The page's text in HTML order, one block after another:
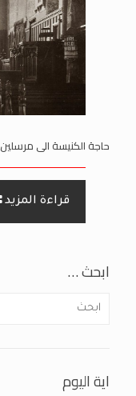
حاجة الكنيسة الى مرسلين
قراءة المزيد
ابحث …
اية اليوم